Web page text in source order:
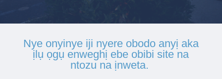
Nye onyinye iji nyere obodo anyị aka
ịlụ ọgụ enweghị ebe obibi site na
ntozu na ịnweta.